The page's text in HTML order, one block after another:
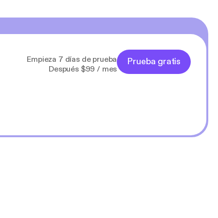
Empieza 7 días de prueba
Después $99 / mes
Prueba gratis